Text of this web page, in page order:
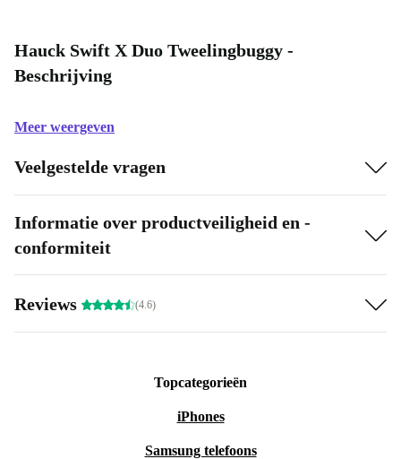
Hauck Swift X Duo Tweelingbuggy -
Beschrijving
Meer weergeven
Veelgestelde vragen
Informatie over productveiligheid en -
conformiteit
Reviews (4.6)
Topcategorieën
iPhones
Samsung telefoons